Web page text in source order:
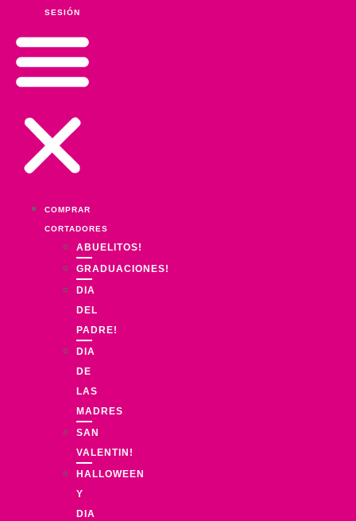
SESIÓN
COMPRAR
CORTADORES
ABUELITOS!
GRADUACIONES!
DIA
DEL
PADRE!
DIA
DE
LAS
MADRES
SAN
VALENTIN!
HALLOWEEN
Y
DIA